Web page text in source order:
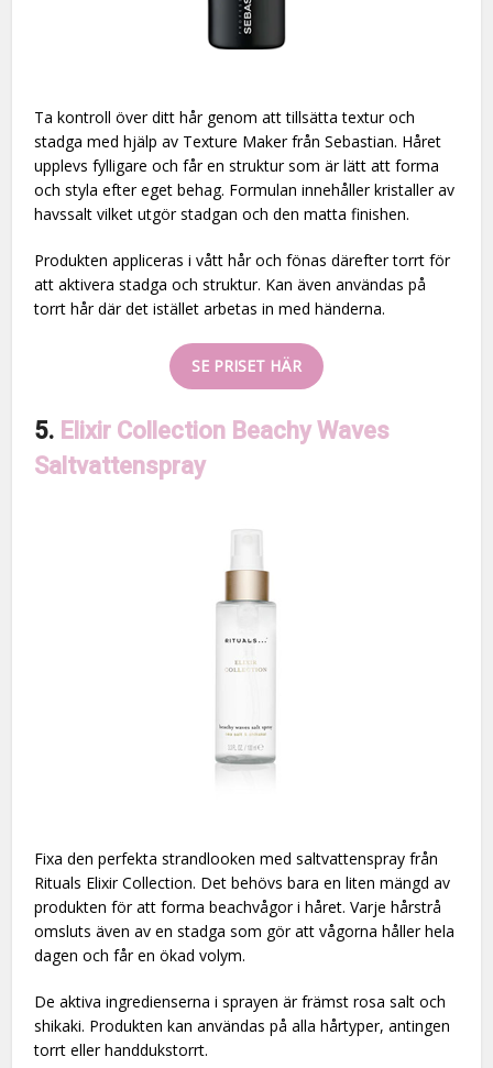
Ta kontroll över ditt hår genom att tillsätta textur och
stadga med hjälp av Texture Maker från Sebastian. Håret
upplevs fylligare och får en struktur som är lätt att forma
och styla efter eget behag. Formulan innehåller kristaller av
havssalt vilket utgör stadgan och den matta finishen.
Produkten appliceras i vått hår och fönas därefter torrt för
att aktivera stadga och struktur. Kan även användas på
torrt hår där det istället arbetas in med händerna.
SE PRISET HÄR
5. Elixir Collection Beachy Waves
Saltvattenspray
Fixa den perfekta strandlooken med saltvattenspray från
Rituals Elixir Collection. Det behövs bara en liten mängd av
produkten för att forma beachvågor i håret. Varje hårstrå
omsluts även av en stadga som gör att vågorna håller hela
dagen och får en ökad volym.
De aktiva ingredienserna i sprayen är främst rosa salt och
shikaki. Produkten kan användas på alla hårtyper, antingen
torrt eller handdukstorrt.